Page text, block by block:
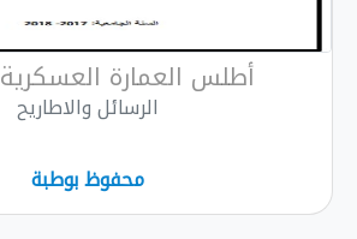
أطلس العمارة العسكرية بالجزا...
الرسائل والاطاريح
محفوظ بوطبة